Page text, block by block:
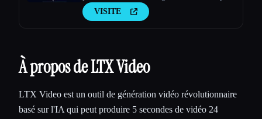
virauxVISITE
À propos de LTX Video
LTX Video est un outil de génération vidéo révolutionnaire
basé sur l'IA qui peut produire 5 secondes de vidéo 24